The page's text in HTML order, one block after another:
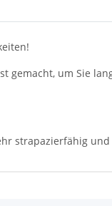
gemacht, um Sie
strapazierfähig